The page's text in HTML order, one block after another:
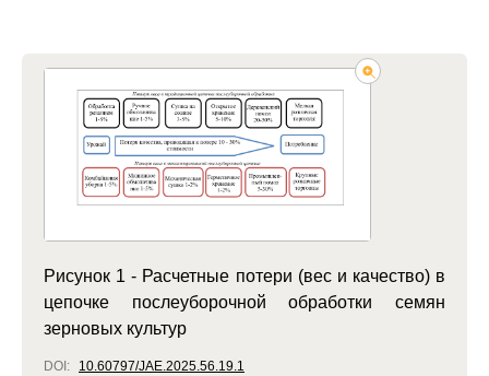
Рисунок 1 - Расчетные потери (вес и качество) в
цепочке послеуборочной обработки семян
зерновых культур
DOI: 10.60797/JAE.2025.56.19.1